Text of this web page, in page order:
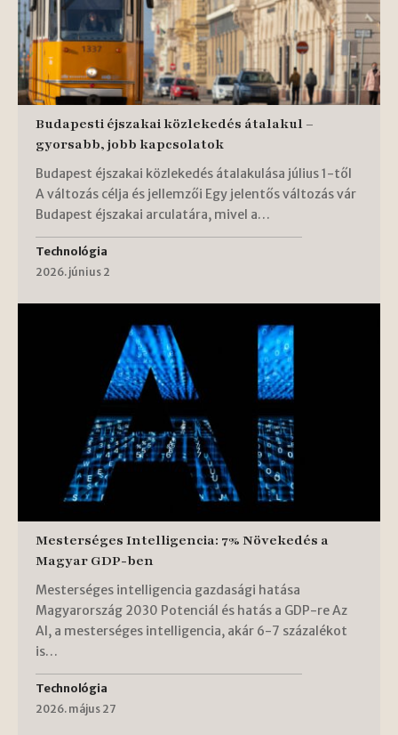
Budapesti éjszakai közlekedés átalakul –
gyorsabb, jobb kapcsolatok
Budapest éjszakai közlekedés átalakulása július 1-től
A változás célja és jellemzői Egy jelentős változás vár
Budapest éjszakai arculatára, mivel a…
Technológia
2026. június 2
Mesterséges Intelligencia: 7% Növekedés a
Magyar GDP-ben
Mesterséges intelligencia gazdasági hatása
Magyarország 2030 Potenciál és hatás a GDP-re Az
AI, a mesterséges intelligencia, akár 6-7 százalékot
is…
Technológia
2026. május 27